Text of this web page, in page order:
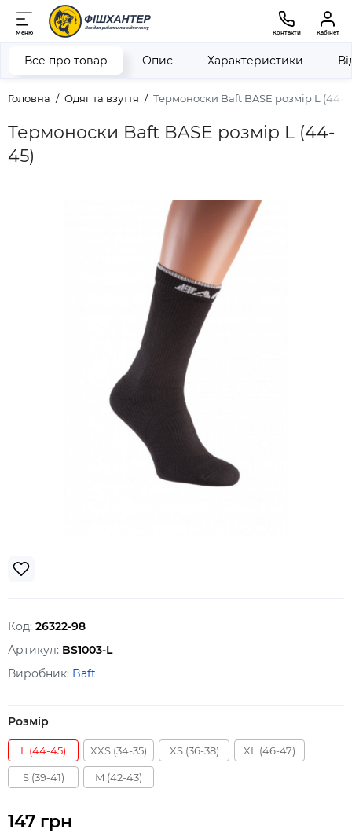
Меню Контакти Кабінет
Головна Одяг та взуття Термоноски Baft BASE розмір L (44-
Термоноски Baft BASE розмір L (44-
45)
Все про товар Опис Характеристики
Код: 26322-98
Артикул: BS1003-L
Виробник: Baft
Розмір
L (44-45) XXS (34-35) XS (36-38) XL (46-47)
S (39-41) M (42-43)
147 грн